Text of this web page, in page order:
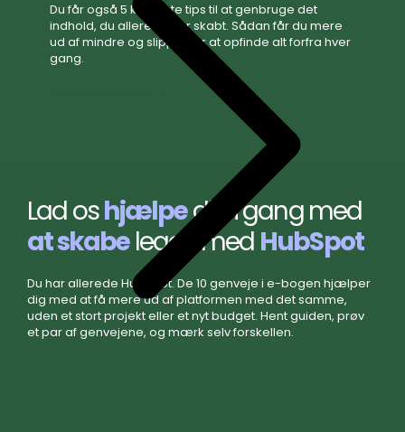
Du får også 5 konkrete tips til at genbruge det
indhold, du allerede har skabt. Sådan får du mere
ud af mindre og slipper for at opfinde alt forfra hver
gang.
Lad oshjælpedig i gang med
at skabeleads med HubSpot
Du har allerede HubSpot. De 10 genveje i e-bogen hjælper
dig med at få mere ud af platformen med det samme,
uden et stort projekt eller et nyt budget. Hent guiden, prøv
et par af genvejene, og mærk selv forskellen.